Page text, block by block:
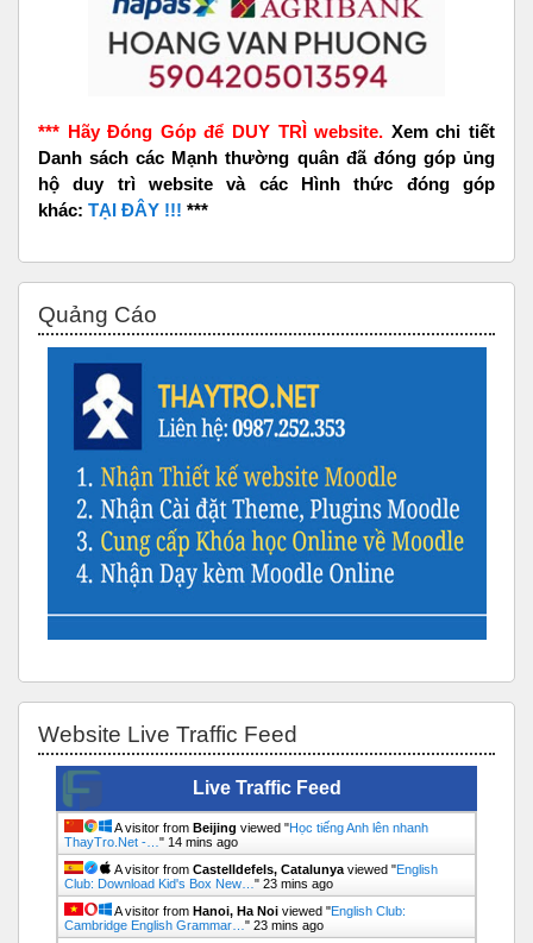
*** Hãy Đóng Góp để DUY TRÌ website. Xem chi tiết
Danh sách các Mạnh thường quân đã đóng góp ủng
hộ duy trì website và các Hình thức đóng góp
khác: TẠI ĐÂY !!! ***
Quảng Cáo
Website Live Traffic Feed
Live Traffic Feed
A visitor from Beijing viewed "Học tiếng Anh lên nhanh
ThayTro.Net -… " 14 mins ago
A visitor from Castelldefels, Catalunya viewed "English
Club: Download Kid's Box New… " 23 mins ago
A visitor from Hanoi, Ha Noi viewed "English Club:
Cambridge English Grammar… " 23 mins ago